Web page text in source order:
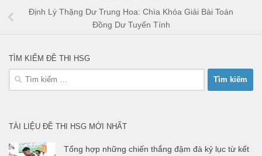
Định Lý Thặng Dư Trung Hoa: Chìa Khóa Giải Bài Toán
Đồng Dư Tuyến Tính
TÌM KIẾM ĐỀ THI HSG
Tìm
TÀI LIỆU ĐỀ THI HSG MỚI NHẤT
Tổng hợp những chiến thắng đậm đà kỷ lục từ kết